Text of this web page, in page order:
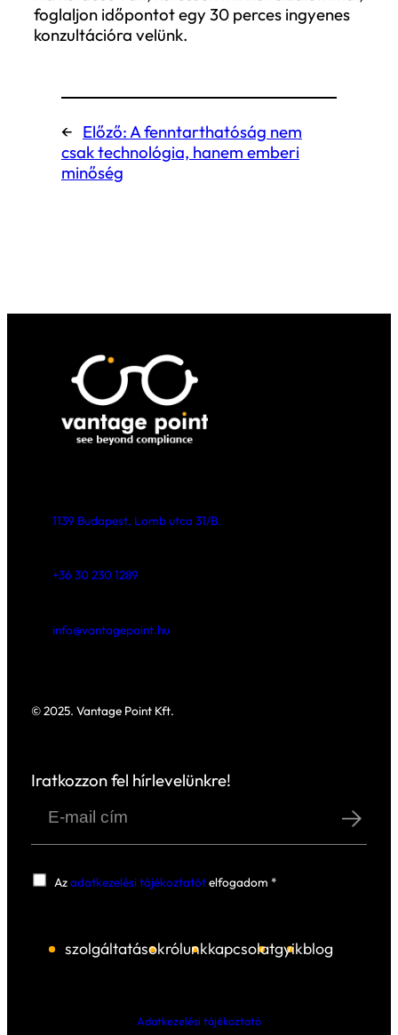
Azok a vállalatok, amelyek ezt a
hanem strukturális versenyelőnyre is
tehetnek. A klímapolitikai környezetben
ugyanis egyre inkább az számít, hogy ki
képes folyamatosan alkalmazkodni a
trendek azt mutatják, hogy az ESG-
vonatkozó információk iránti igény
növekszik. A magyar vállalatok számára
ezért nem csupán a hazai vagy európai
szabályozás követése fontos, hanem az
elvárásainak.
A klímapolitika mint új üzleti működési
átalakulás. Egy fragmentált,
egyszerre több logika mentén kell
működniük. A kérdés az, hogy a
képesek-e folyamatosan alkalmazkodni
vállalatok, amelyek ezt időben felismerik,
inkább strukturális üzleti kockázattá válik.
vállalatok számára a legnagyobb